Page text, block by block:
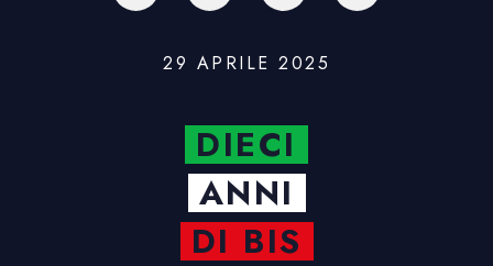
29 APRILE 2025
DIECI
ANNI
DI BIS